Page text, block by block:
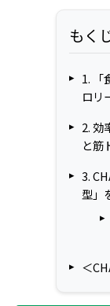
もく
1. 「
ロリ
2. 効
と筋
3.
型」
＜